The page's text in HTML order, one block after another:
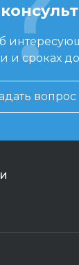
и сроках
вопрос